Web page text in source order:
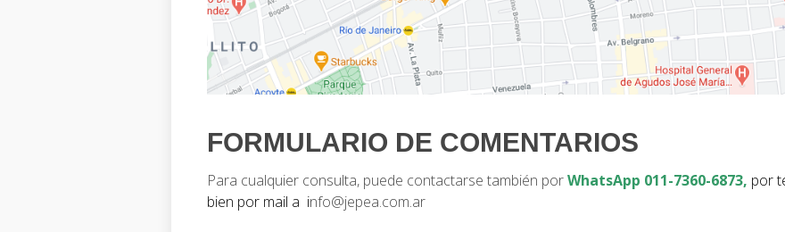
FORMULARIO DE COMENTARIOS
Para cualquier consulta, puede contactarse también porWhatsApp 011-7360-6873, por
bien por mail a info@jepea.com.ar